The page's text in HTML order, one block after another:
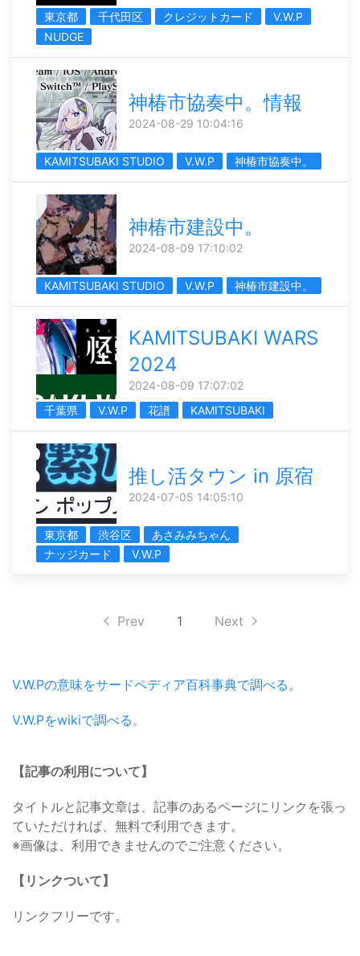
東京都
千代田区 クレジットカード
V.W.P
NUDGE
神椿市協奏中。情報
2024-08-29 10:04:16
KAMITSUBAKI STUDIO V.W.P 神椿市協奏中。
神椿市建設中。
2024-08-09 17:10:02
KAMITSUBAKI STUDIO V.W.P 神椿市建設中。
KAMITSUBAKI WARS
2024
2024-08-09 17:07:02
千葉県
V.W.P 花譜 KAMITSUBAKI
推し活タウン in 原宿
2024-07-05 14:05:10
東京都 渋谷区
あさみみちゃん
ナッジカード
V.W.P
Prev 1 Next
V.W.Pの意味をサードペディア百科事典で調べる。
V.W.Pをwikiで調べる。
【記事の利用について】
タイトルと記事文章は、記事のあるページにリンクを張っ
ていただければ、無料で利用できます。
※画像は、利用できませんのでご注意ください。
【リンクついて】
リンクフリーです。